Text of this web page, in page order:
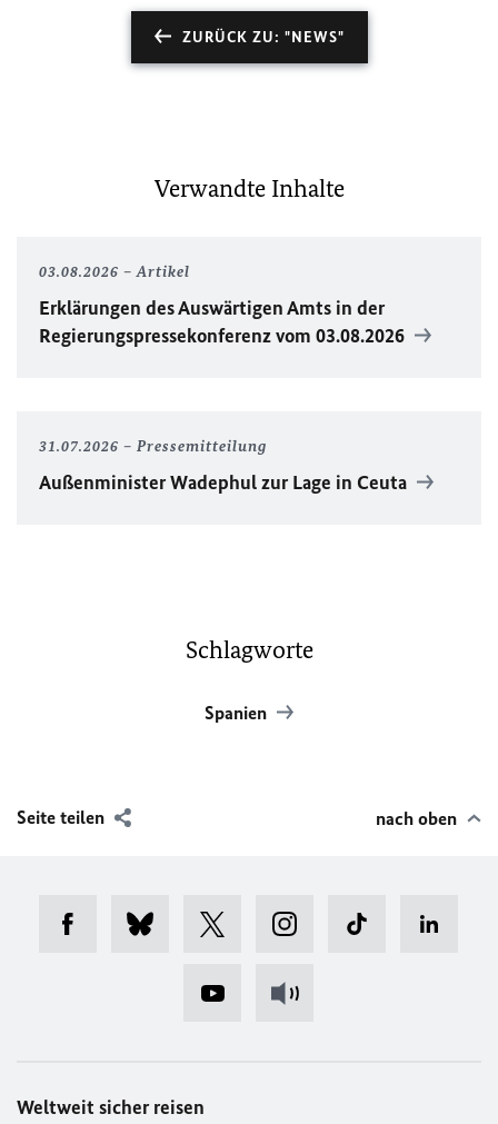
ZURÜCK ZU: "NEWS"
Verwandte Inhalte
03.08.2026 Artikel
Erklärungen des Auswärtigen Amts in der
Regierungspressekonferenz vom 03.08.2026
31.07.2026 Pressemitteilung
Außenminister Wadephul zur Lage in Ceuta
Schlagworte
Spanien
Seite teilen nach oben
Weltweit sicher reisen